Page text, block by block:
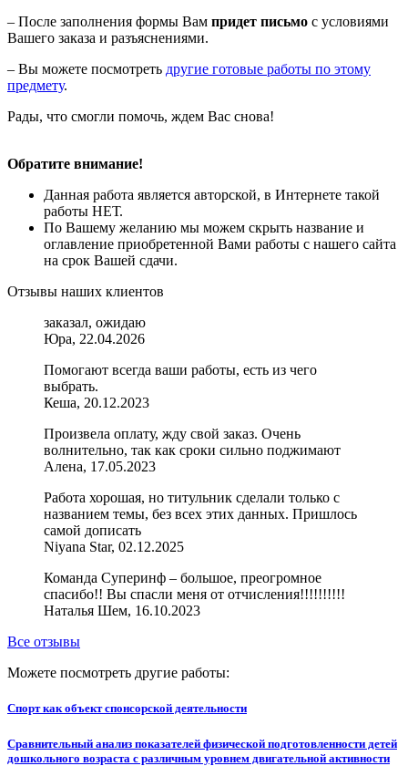
– После заполнения формы Вам придет письмо с условиями
Вашего заказа и разъяснениями.
– Вы можете посмотреть другие готовые работы по этому
предмету.
Рады, что смогли помочь, ждем Вас снова!
Обратите внимание!
Данная работа является авторской, в Интернете такой
работы НЕТ.
По Вашему желанию мы можем скрыть название и
оглавление приобретенной Вами работы с нашего сайта
на срок Вашей сдачи.
Отзывы наших клиентов
заказал, ожидаю
Юра, 22.04.2026
Помогают всегда ваши работы, есть из чего
выбрать.
Кеша, 20.12.2023
Произвела оплату, жду свой заказ. Очень
волнительно, так как сроки сильно поджимают
Алена, 17.05.2023
Работа хорошая, но титульник сделали только с
названием темы, без всех этих данных. Пришлось
самой дописать
Niyana Star, 02.12.2025
Команда Суперинф – большое, преогромное
спасибо!! Вы спасли меня от отчисления!!!!!!!!!!
Наталья Шем, 16.10.2023
Все отзывы
Можете посмотреть другие работы:
Спорт как объект спонсорской деятельности
Сравнительный анализ показателей физической подготовленности детей
дошкольного возраста с различным уровнем двигательной активности